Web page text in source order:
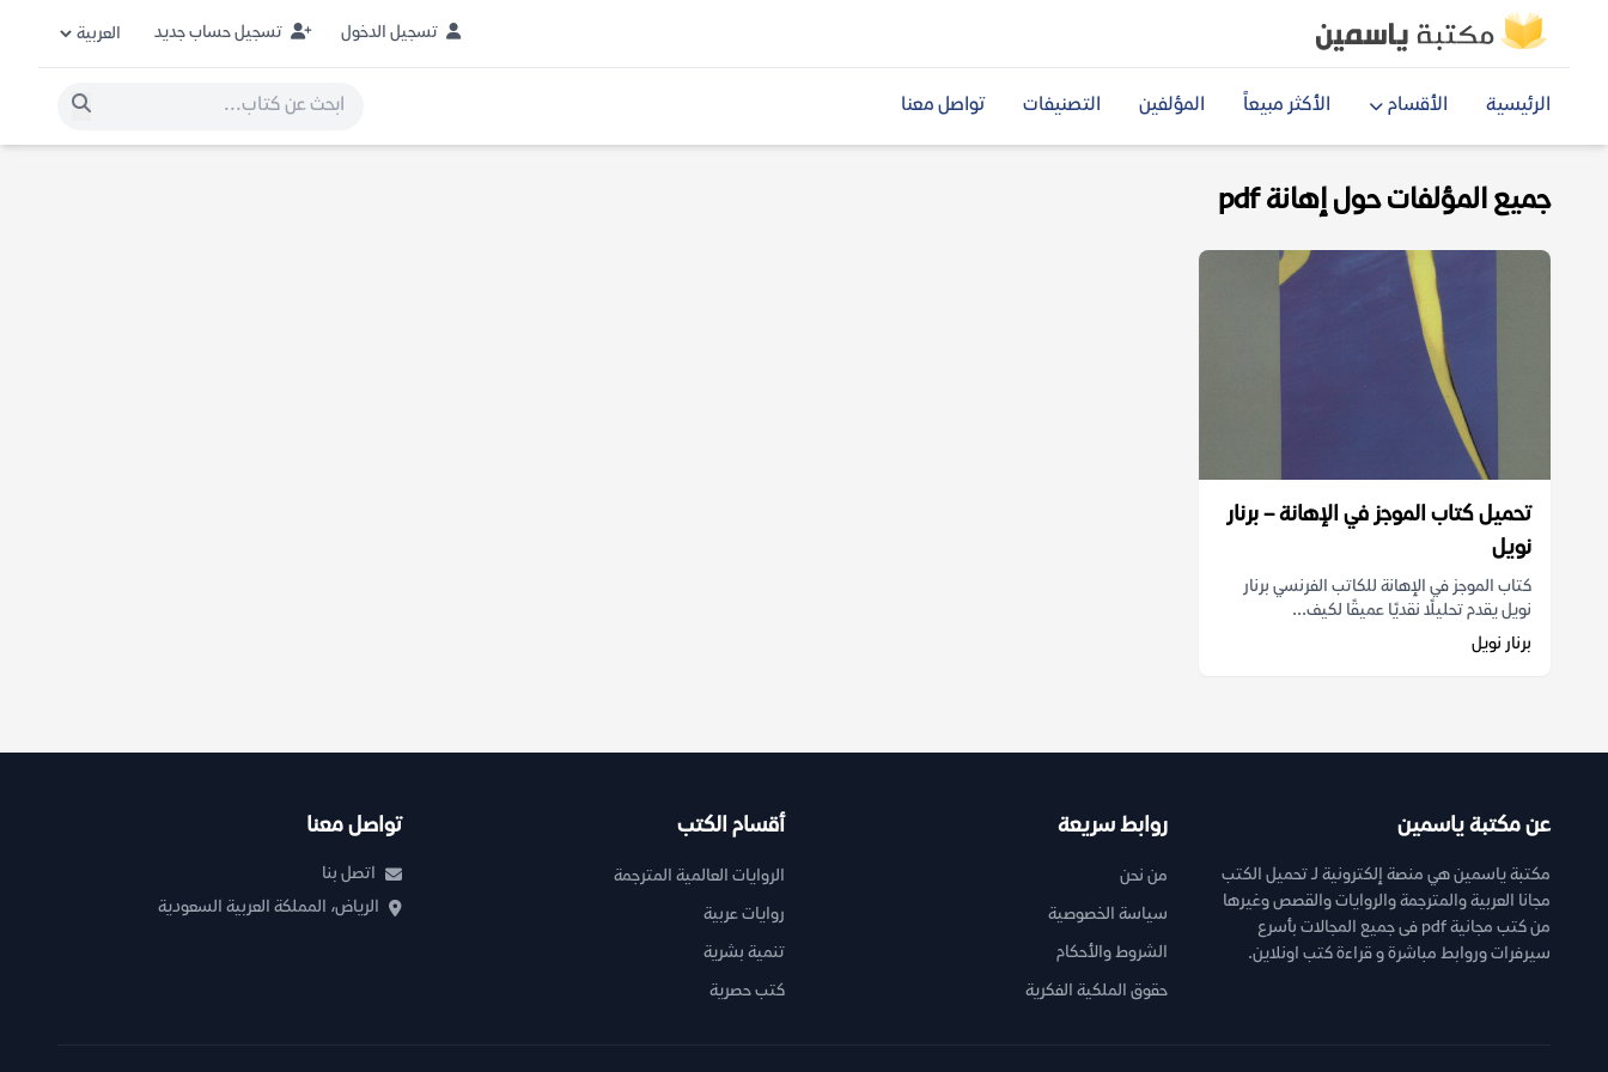
تسجيل الدخول تسجيل حساب جديد
الرئيسية الأقسام الأكثر مبيعاً المؤلفين التصنيفات تواصل معنا
جميع المؤلفات حول إهانة pdf
تحميل كتاب الموجز في الإهانة – برنار
نويل
كتاب الموجز في الإهانة للكاتب الفرنسي برنار
نويل يقدم تحليلًا نقديًا عميقًا لكيف...
برنار نويل
عن مكتبة ياسمين
مكتبة ياسمين هي منصة إلكترونية لـ تحميل الكتب
مجانا العربية والمترجمة والروايات والقصص وغيرها
من كتب مجانية pdf فى جميع المجالات بأسرع
سيرفرات وروابط مباشرة و قراءة كتب اونلاين.
روابط سريعة
من نحن
سياسة الخصوصية
الشروط والأحكام
حقوق الملكية الفكرية
أقسام الكتب
الروايات العالمية المترجمة
روايات عربية
تنمية بشرية
كتب حصرية
تواصل معنا
اتصل بنا
الرياض، المملكة العربية السعودية